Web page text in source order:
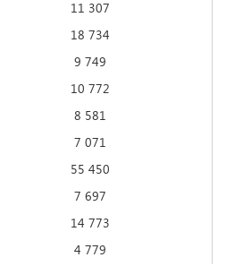
11 307
18 734
9 749
10 772
8 581
7 071
55 450
7 697
14 773
4 779